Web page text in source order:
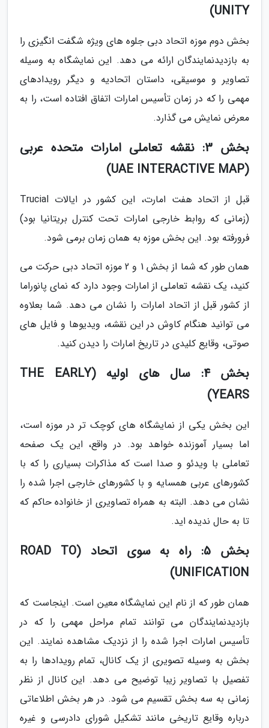
UNITY)
بخش دوم موزه اتحاد دبی جلوه های ویژه شگفت انگیزی را
به بازدیدنمایندگان ارائه می دهد. این نمایشگاه به وسیله
تصاویر و موسیقی، داستان اتحادیه و دیگر رویدادهای
مهمی را که در زمان تأسیس امارات اتفاق افتاده است، را به
معرض نمایش می گذارد.
بخش 3: نقشه تعاملی امارات متحده عربی
(UAE INTERACTIVE MAP)
قبل از اتحاد هفت امارت، این کشور در ایالات Trucial
(زمانی که روابط خارجی امارات تحت کنترل بریتانیا بود)
فرورفته بود. این بخش موزه به همان زمان برمی شود.
همان طور که شما از بخش 1 و 2 موزه اتحاد دبی حرکت می
کنید، یک نقشه تعاملی از امارات وجود دارد که نمای پانوراما
از کشور قبل از اتحاد امارات را نشان می دهد. شما بعلاوه
می توانید هنگام کاوش در این نقشه، ویدیوها و فایل های
صوتی، وقایع کلیدی در تاریخ امارات را دیدن کنید.
بخش 4: سال های اولیه (THE EARLY
YEARS)
این بخش یکی از نمایشگاه های کوچک تر در موزه است،
اما بسیار آموزنده خواهد بود. در واقع، این یک صفحه
تعاملی با ویدئو و صدا است که مذاکرات بسیاری را که با
کشورهای عربی همسایه و با کشورهای خارجی اجرا شده را
نشان می دهد. البته به همراه تصاویری از خانواده حاکم که
تا به حال ندیده اید.
بخش 5: راه به سوی اتحاد (ROAD TO
UNIFICATION)
همان طور که از نام این نمایشگاه معین است. اینجاست که
بازدیدنمایندگان می توانند تمام مراحل مهمی را که در
تأسیس امارات اجرا شده را از نزدیک مشاهده نمایند. این
بخش به وسیله تصویری از یک کانال، تمام رویدادها را به
تفصیل با تصاویر زیبا توضیح می دهد. این کانال از نظر
زمانی به سه بخش تقسیم می شود. در هر بخش اطلاعاتی
درباره وقایع تاریخی مانند تشکیل شورای دادرسی و غیره